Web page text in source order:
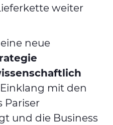
weiter
neue
mit den
Pariser
und die Business